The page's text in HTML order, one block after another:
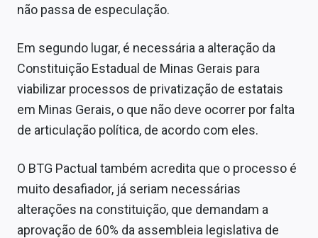
não passa de especulação.
Em segundo lugar, é necessária a alteração da
Constituição Estadual de Minas Gerais para
viabilizar processos de privatização de estatais
em Minas Gerais, o que não deve ocorrer por falta
de articulação política, de acordo com eles.
O BTG Pactual também acredita que o processo é
muito desafiador, já seriam necessárias
alterações na constituição, que demandam a
aprovação de 60% da assembleia legislativa de